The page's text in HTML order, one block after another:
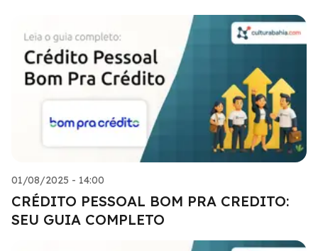
01/08/2025 - 14:00
CRÉDITO PESSOAL BOM PRA CREDITO:
SEU GUIA COMPLETO